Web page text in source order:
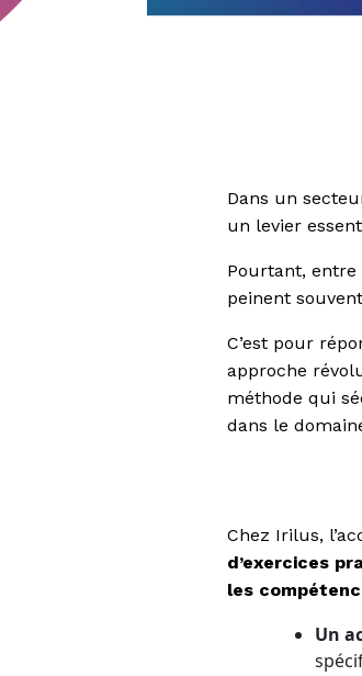
Dans un
un levier
Pourtant, entre
peinent
C’est pour
approche
méthode qui
dans le
Chez Irilus,
d’exercices
les
Un